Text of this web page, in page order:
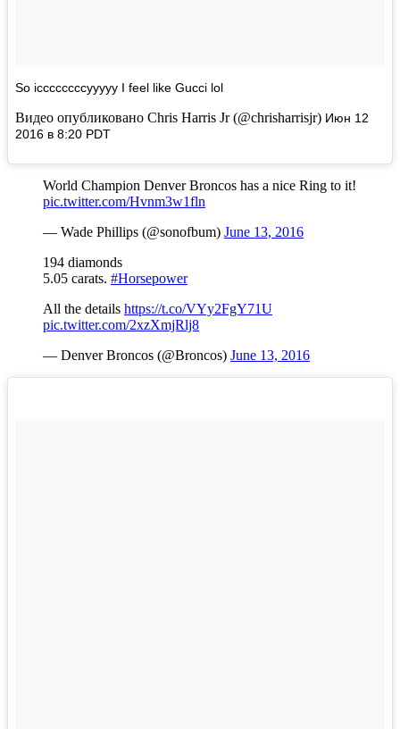
So iccccccccyyyyy I feel like Gucci lol
Видео опубликовано Chris Harris Jr (@chrisharrisjr) Июн 12
2016 в 8:20 PDT
World Champion Denver Broncos has a nice Ring to it!
pic.twitter.com/Hvnm3w1fln
— Wade Phillips (@sonofbum) June 13, 2016
194 diamonds
5.05 carats. #Horsepower
All the details https://t.co/VYy2FgY71U
pic.twitter.com/2xzXmjRlj8
— Denver Broncos (@Broncos) June 13, 2016